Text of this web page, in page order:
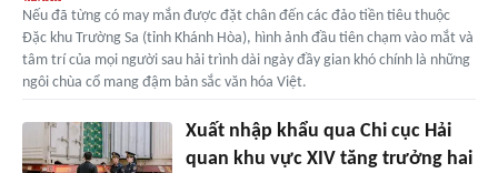
Nếu đã từng có may mắn được đặt chân đến các đảo tiền tiêu thuộc
Đặc khu Trường Sa (tỉnh Khánh Hòa), hình ảnh đầu tiên chạm vào mắt và
tâm trí của mọi người sau hải trình dài ngày đầy gian khó chính là những
ngôi chùa cổ mang đậm bản sắc văn hóa Việt.
Xuất nhập khẩu qua Chi cục Hải
quan khu vực XIV tăng trưởng hai